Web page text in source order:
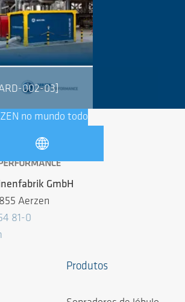
002-03]
no mundo todo
GmbH
Aerzen
81-0
Produtos